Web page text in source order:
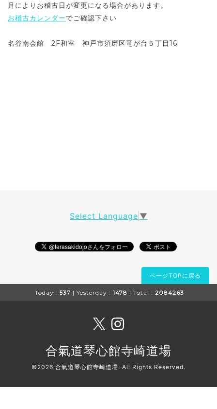
月によりお稽古日が変更になる場合があります。
お稽古カレンダーでご確認下さい
名谷南会館 2F和室 神戸市須磨区竜が台５丁目16
Select Language ▼
ページTOPに戻る
Today : 537 | Yesterday : 1478 | Total : 2084263
合氣道琴心館寺崎道場
©2026 合氣道琴心館寺崎道場. All Rights Reserved.